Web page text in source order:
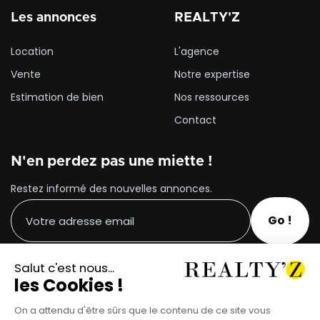
Les annonces
Location
Vente
Estimation de bien
REALTY'Z
L'agence
Notre expertise
Nos ressources
Contact
N'en perdez pas une miette !
Restez informé des nouvelles annonces.